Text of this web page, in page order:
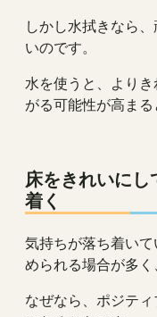
しかし水拭きなら
いのです。
水を使うと、より
がる可能性が高まる
床をきれいに
着く
気持ちが落ち着い
められる場合が多く
なぜなら、ポジテ